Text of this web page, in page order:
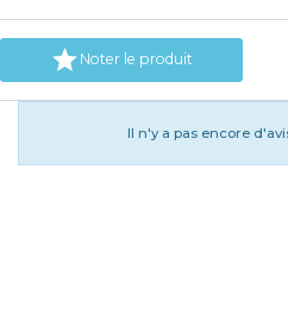
 Noter le produit
Il n'y a pas encore